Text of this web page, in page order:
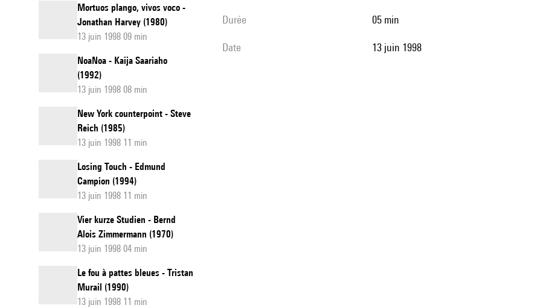
Mortuos plango, vivos voco -
Jonathan Harvey (1980)
13 juin 1998 09 min
NoaNoa - Kaija Saariaho
(1992)
13 juin 1998 08 min
New York counterpoint - Steve
Reich (1985)
13 juin 1998 11 min
Losing Touch - Edmund
Campion (1994)
13 juin 1998 11 min
Vier kurze Studien - Bernd
Alois Zimmermann (1970)
13 juin 1998 04 min
Le fou à pattes bleues - Tristan
Murail (1990)
13 juin 1998 11 min
durée 05 min
date 13 juin 1998